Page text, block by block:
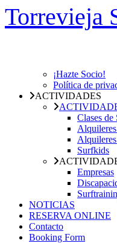
Skip
content
Torrevieja
¡Hazte Socio!
Política de
ACTIVIDADES
Clases
Surfkids
Empresas
NOTICIAS
RESERVA ONLINE
Contacto
Booking Form